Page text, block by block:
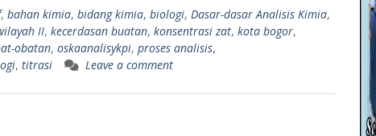
, bahan kimia, bidang kimia, biologi, Dasar-dasar Analisis Kimia,
II, kecerdasan buatan, konsentrasi zat, kota bogor,
obatan, oskaanalisykpi, proses analisis,
, titrasi Leave a comment